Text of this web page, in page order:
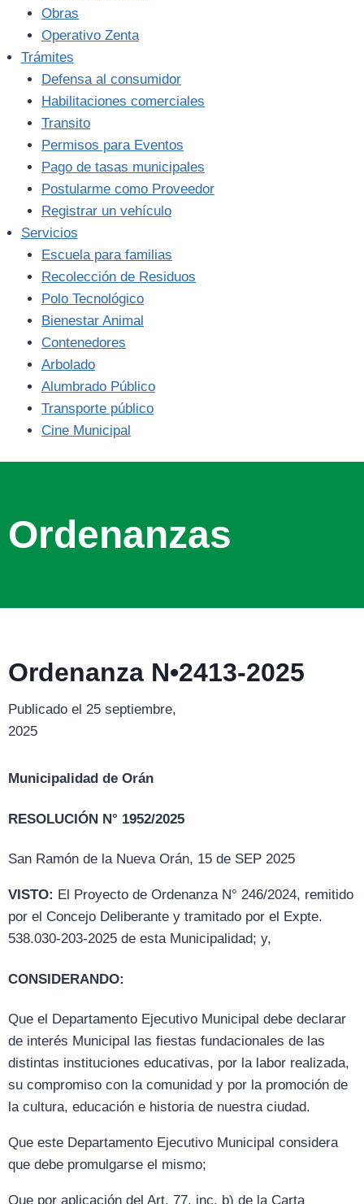
Obras
Operativo Zenta
Trámites
Defensa al consumidor
Habilitaciones comerciales
Transito
Permisos para Eventos
Pago de tasas municipales
Postularme como Proveedor
Registrar un vehículo
Servicios
Escuela para familias
Recolección de Residuos
Polo Tecnológico
Bienestar Animal
Contenedores
Arbolado
Alumbrado Público
Transporte público
Cine Municipal
Ordenanzas
Ordenanza N•2413-2025
Publicado el 25 septiembre,
2025
Municipalidad de Orán
RESOLUCIÓN N° 1952/2025
San Ramón de la Nueva Orán, 15 de SEP 2025
VISTO: El Proyecto de Ordenanza N° 246/2024, remitido
por el Concejo Deliberante y tramitado por el Expte.
538.030-203-2025 de esta Municipalidad; y,
CONSIDERANDO:
Que el Departamento Ejecutivo Municipal debe declarar
de interés Municipal las fiestas fundacionales de las
distintas instituciones educativas, por la labor realizada,
su compromiso con la comunidad y por la promoción de
la cultura, educación e historia de nuestra ciudad.
Que este Departamento Ejecutivo Municipal considera
que debe promulgarse el mismo;
Que por aplicación del Art. 77, inc. b) de la Carta